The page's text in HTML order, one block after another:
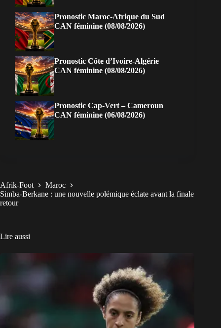
Pronostic Maroc-Afrique du Sud
CAN féminine (08/08/2026)
Pronostic Côte d’Ivoire-Algérie
CAN féminine (08/08/2026)
Pronostic Cap-Vert – Cameroun
CAN féminine (06/08/2026)
Afrik-Foot
Maroc
Simba-Berkane : une nouvelle polémique éclate avant la finale
retour
Lire aussi